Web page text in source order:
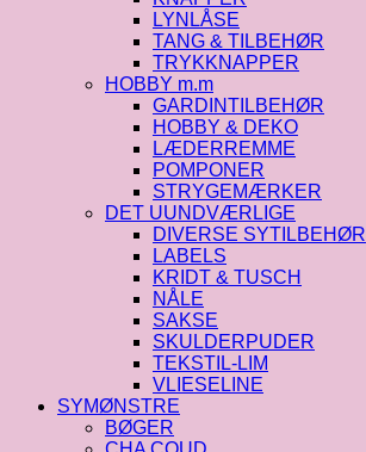
LYNLÅSE
TANG & TILBEHØR
TRYKKNAPPER
HOBBY m.m
GARDINTILBEHØR
HOBBY & DEKO
LÆDERREMME
POMPONER
STRYGEMÆRKER
DET UUNDVÆRLIGE
DIVERSE SYTILBEHØR
LABELS
KRIDT & TUSCH
NÅLE
SAKSE
SKULDERPUDER
TEKSTIL-LIM
VLIESELINE
SYMØNSTRE
BØGER